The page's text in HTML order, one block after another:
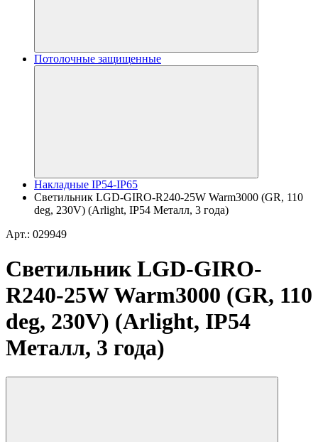
Потолочные защищенные
Накладные IP54-IP65
Светильник LGD-GIRO-R240-25W Warm3000 (GR, 110
deg, 230V) (Arlight, IP54 Металл, 3 года)
Арт.: 029949
Светильник LGD-GIRO-
R240-25W Warm3000 (GR, 110
deg, 230V) (Arlight, IP54
Металл, 3 года)